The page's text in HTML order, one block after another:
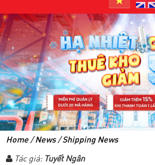
Home/News/Shipping News
Tác giả: Tuyết Ngân